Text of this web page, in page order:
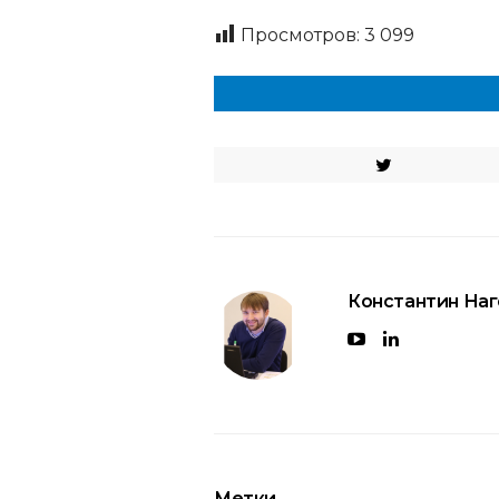
Просмотров: 3 099
Константин